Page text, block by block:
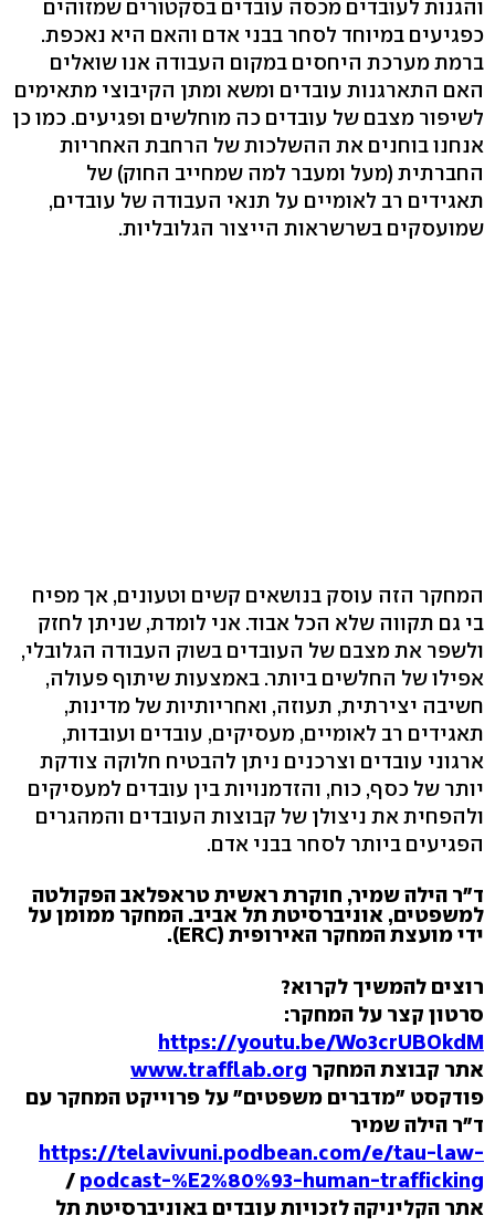
והגנות לעובדים מכסה עובדים בסקטורים שמזוהים
כפגיעים במיוחד לסחר בבני אדם והאם היא נאכפת.
ברמת מערכת היחסים במקום העבודה אנו שואלים
האם התארגנות עובדים ומשא ומתן הקיבוצי מתאימים
לשיפור מצבם של עובדים כה מוחלשים ופגיעים. כמו כן
אנחנו בוחנים את ההשלכות של הרחבת האחריות
החברתית (מעל ומעבר למה שמחייב החוק) של
תאגידים רב לאומיים על תנאי העבודה של עובדים,
שמועסקים בשרשראות הייצור הגלובליות.
המחקר הזה עוסק בנושאים קשים וטעונים, אך מפיח
בי גם תקווה שלא הכל אבוד. אני לומדת, שניתן לחזק
ולשפר את מצבם של העובדים בשוק העבודה הגלובלי,
אפילו של החלשים ביותר. באמצעות שיתוף פעולה,
חשיבה יצירתית, תעוזה, ואחריותיות של מדינות,
תאגידים רב לאומיים, מעסיקים, עובדים ועובדות,
ארגוני עובדים וצרכנים ניתן להבטיח חלוקה צודקת
יותר של כסף, כוח, והזדמנויות בין עובדים למעסיקים
ולהפחית את ניצולן של קבוצות העובדים והמהגרים
הפגיעים ביותר לסחר בבני אדם.
ד"ר הילה שמיר, חוקרת ראשית טראפלאב הפקולטה
למשפטים, אוניברסיטת תל אביב. המחקר ממומן על
ידי מועצת המחקר האירופית (ERC).
רוצים להמשיך לקרוא?
סרטון קצר על המחקר:
https://youtu.be/Wo3crUBOkdM
אתר קבוצת המחקר www.trafflab.org
פודקסט "מדברים משפטים" על פרוייקט המחקר עם
ד"ר הילה שמיר
https://telavivuni.podbean.com/e/tau-law-
podcast-%E2%80%93-human-trafficking
/
אתר הקליניקה לזכויות עובדים באוניברסיטת תל